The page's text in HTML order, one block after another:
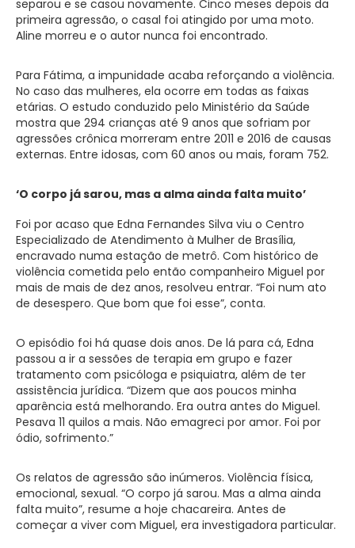
separou e se casou novamente. Cinco meses depois da
primeira agressão, o casal foi atingido por uma moto.
Aline morreu e o autor nunca foi encontrado.
Para Fátima, a impunidade acaba reforçando a violência.
No caso das mulheres, ela ocorre em todas as faixas
etárias. O estudo conduzido pelo Ministério da Saúde
mostra que 294 crianças até 9 anos que sofriam por
agressões crônica morreram entre 2011 e 2016 de causas
externas. Entre idosas, com 60 anos ou mais, foram 752.
‘O corpo já sarou, mas a alma ainda falta muito’
Foi por acaso que Edna Fernandes Silva viu o Centro
Especializado de Atendimento à Mulher de Brasília,
encravado numa estação de metrô. Com histórico de
violência cometida pelo então companheiro Miguel por
mais de mais de dez anos, resolveu entrar. “Foi num ato
de desespero. Que bom que foi esse”, conta.
O episódio foi há quase dois anos. De lá para cá, Edna
passou a ir a sessões de terapia em grupo e fazer
tratamento com psicóloga e psiquiatra, além de ter
assistência jurídica. “Dizem que aos poucos minha
aparência está melhorando. Era outra antes do Miguel.
Pesava 11 quilos a mais. Não emagreci por amor. Foi por
ódio, sofrimento.”
Os relatos de agressão são inúmeros. Violência física,
emocional, sexual. “O corpo já sarou. Mas a alma ainda
falta muito”, resume a hoje chacareira. Antes de
começar a viver com Miguel, era investigadora particular.